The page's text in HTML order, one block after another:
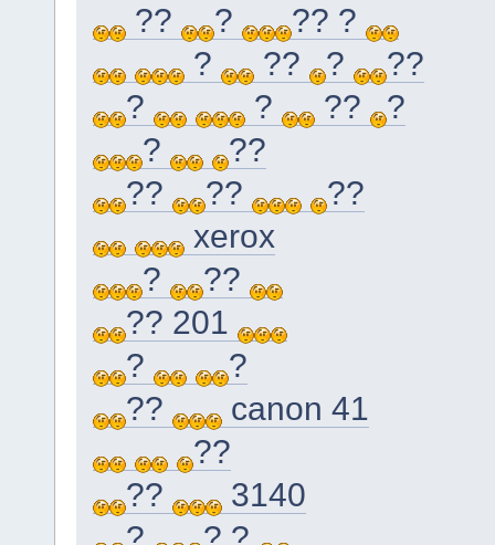
??
?
?? ?
?
?? ?
??
?
? ??
?
?
??
??
??
??
xerox
?
??
?? 201
?
?
??
canon 41
??
??
3140
?
? ?